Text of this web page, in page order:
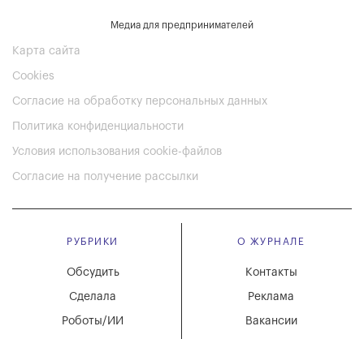
Медиа для предпринимателей
Карта сайта
Cookies
Согласие на обработку персональных данных
Политика конфиденциальности
Условия использования cookie-файлов
Согласие на получение рассылки
РУБРИКИ
Обсудить
Сделала
Роботы/ИИ
О ЖУРНАЛЕ
Вакансии
Реклама
Контакты